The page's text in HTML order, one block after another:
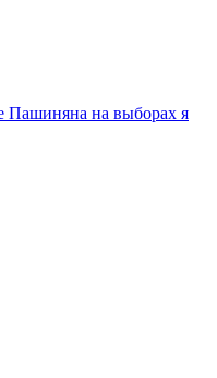
Пашиняна на выборах я